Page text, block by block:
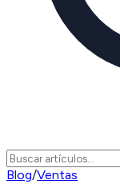
Blog/Ventas